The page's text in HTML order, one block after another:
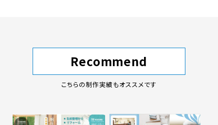
Recommend
こちらの制作実績もオススメです